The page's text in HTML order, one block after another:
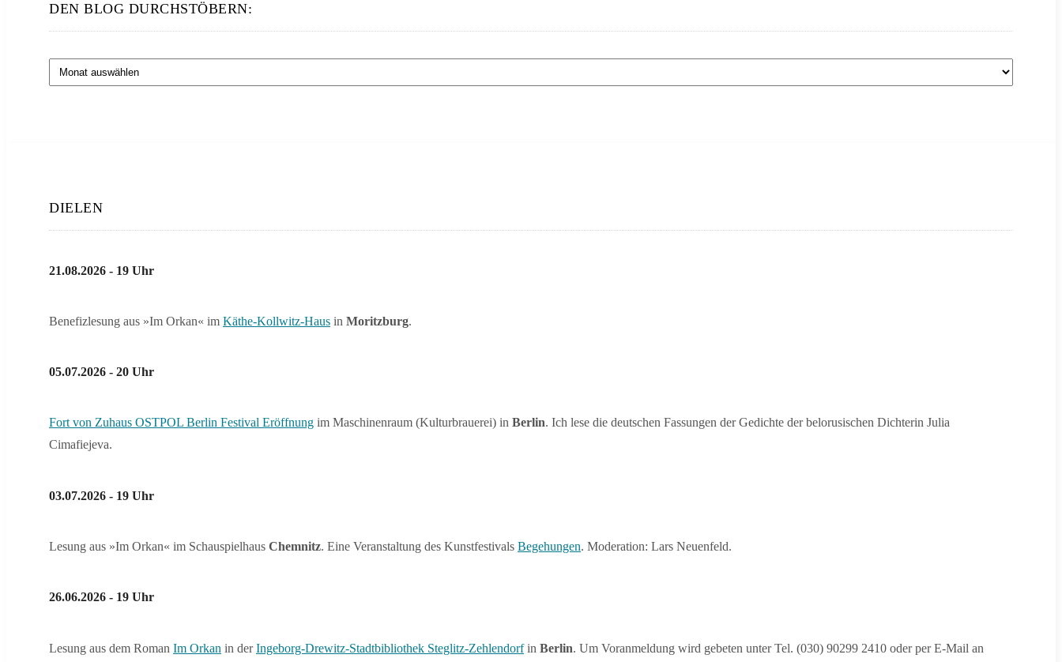
DEN BLOG DURCHSTÖBERN:
Den
Blog
DIELEN
21.08.2026 - 19 Uhr
Benefizlesung aus »Im Orkan« im Käthe-Kollwitz-Haus in Moritzburg.
05.07.2026 - 20 Uhr
Fort von Zuhaus OSTPOL Berlin Festival Eröffnung im Maschinenraum (Kulturbrauerei) in Berlin. Ich lese die deutschen Fassungen der Gedichte der belorusischen Dichterin Julia
Cimafiejeva.
03.07.2026 - 19 Uhr
Lesung aus »Im Orkan« im Schauspielhaus Chemnitz. Eine Veranstaltung des Kunstfestivals Begehungen. Moderation: Lars Neuenfeld.
26.06.2026 - 19 Uhr
Lesung aus dem Roman Im Orkan in derIngeborg-Drewitz-Stadtbibliothek Steglitz-Zehlendorfin Berlin. Um Voranmeldung wird gebeten unter Tel. (030) 90299 2410 oder per E-Mail an